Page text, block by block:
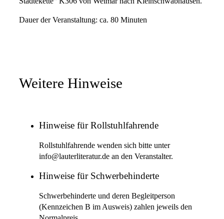
Dauer der Veranstaltung: ca. 80 Minuten
Weitere Hinweise
Hinweise für Rollstuhlfahrende
Rollstuhlfahrende wenden sich bitte unter
info@lauterliteratur.de an den Veranstalter.
Hinweise für Schwerbehinderte
Schwerbehinderte und deren Begleitperson
(Kennzeichen B im Ausweis) zahlen jeweils den